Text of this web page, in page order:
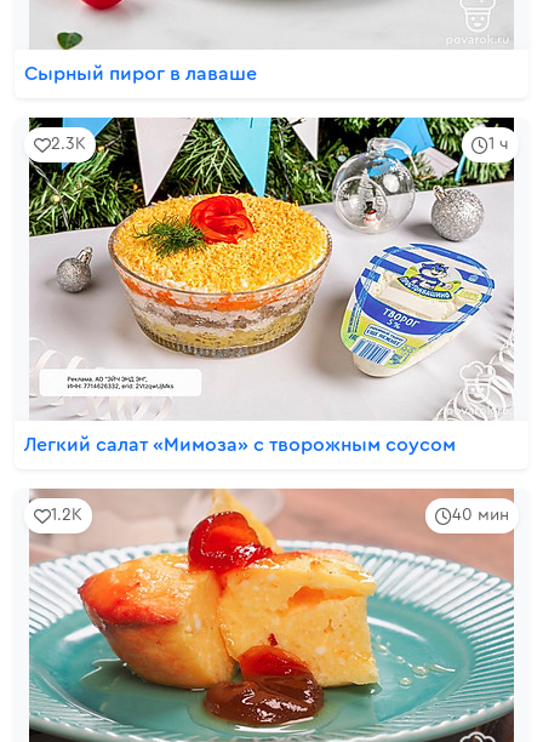
Сырный пирог в лаваше
1 ч
2.3K
Легкий салат «Мимоза» с творожным соусом
40 мин
1.2K